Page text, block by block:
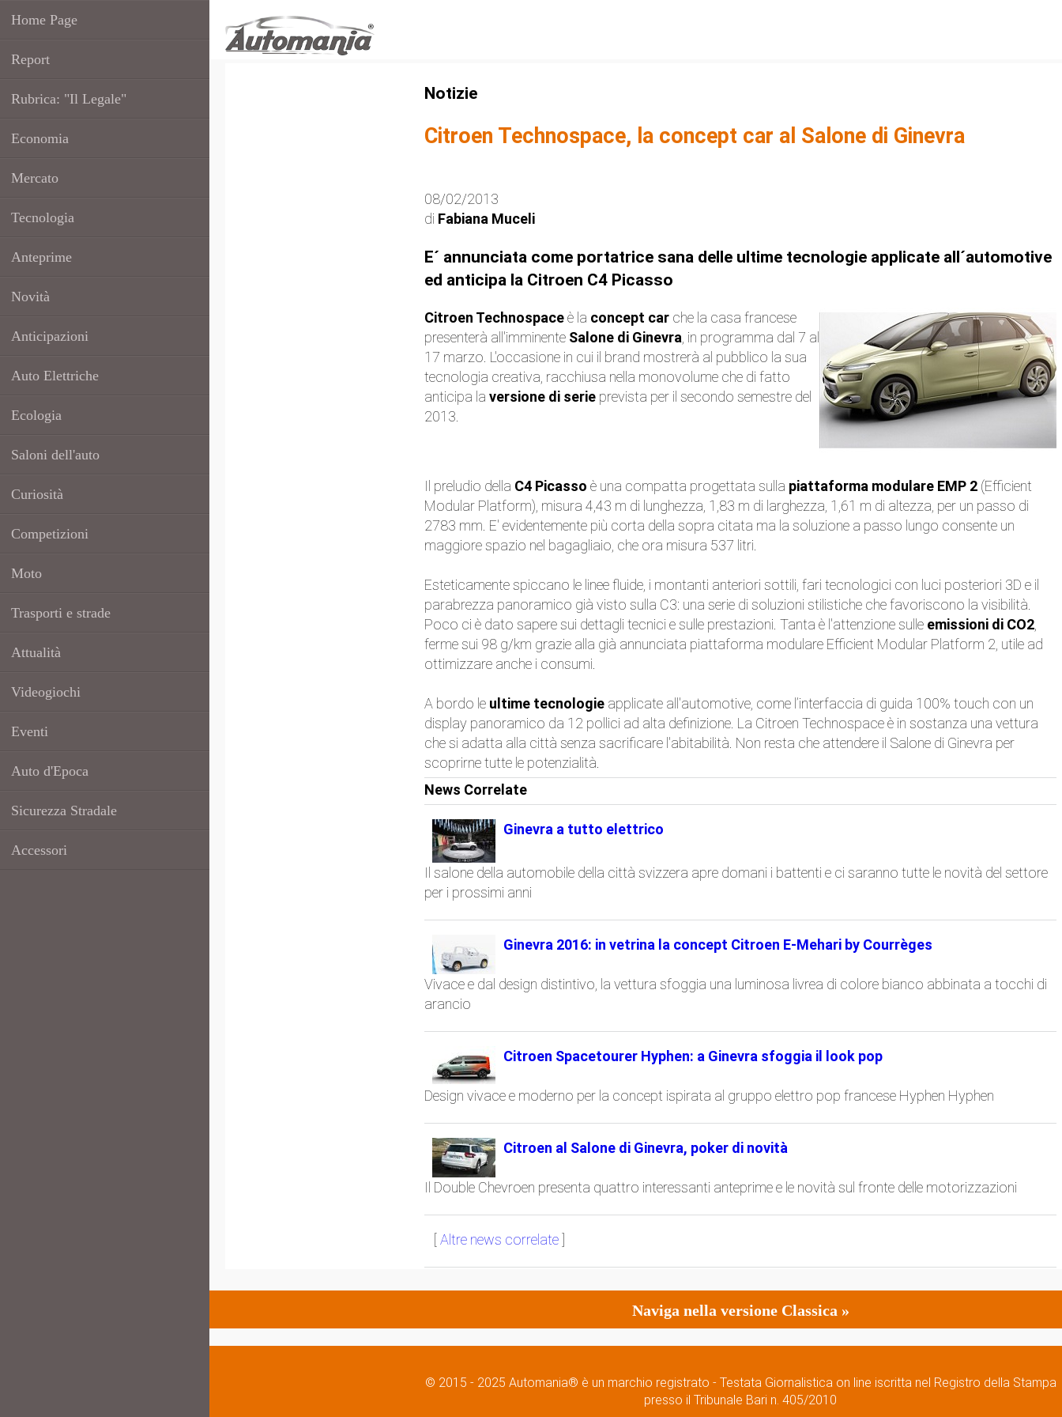
Home Page
Report
Rubrica: "Il Legale"
Economia
Mercato
Tecnologia
Anteprime
Novità
Anticipazioni
Auto Elettriche
Ecologia
Saloni dell'auto
Curiosità
Competizioni
Moto
Trasporti e strade
Attualità
Videogiochi
Eventi
Auto d'Epoca
Sicurezza Stradale
Accessori
Notizie
Citroen Technospace, la concept car al Salone di Ginevra
08/02/2013
di Fabiana Muceli
E´ annunciata come portatrice sana delle ultime tecnologie applicate all´automotive
ed anticipa la Citroen C4 Picasso
Citroen Technospaceè la concept car che la casa francese
presenterà all'imminente Salone di Ginevra , in programma dal 7 al
17 marzo. L'occasione in cui il brand mostrerà al pubblico la sua
tecnologia creativa, racchiusa nella monovolume che di fatto
anticipa la versione di serie prevista per il secondo semestre del
2013.
Il preludio della C4 Picasso è una compatta progettata sulla piattaforma modulare EMP 2 (Efficient
Modular Platform), misura 4,43 m di lunghezza, 1,83 m di larghezza, 1,61 m di altezza, per un passo di
2783 mm. E' evidentemente più corta della sopra citata ma la soluzione a passo lungo consente un
maggiore spazio nel bagagliaio, che ora misura 537 litri.
Esteticamente spiccano le linee fluide, i montanti anteriori sottili, fari tecnologici con luci posteriori 3D e il
parabrezza panoramico già visto sulla C3: una serie di soluzioni stilistiche che favoriscono la visibilità.
Poco ci è dato sapere sui dettagli tecnici e sulle prestazioni. Tanta è l'attenzione sulle emissioni di CO2
ferme sui 98 g/km grazie alla già annunciata piattaforma modulare Efficient Modular Platform 2, utile ad
ottimizzare anche i consumi.
A bordo le ultime tecnologie applicate all'automotive, come l’interfaccia di guida 100% touch con un
display panoramico da 12 pollici ad alta definizione. La Citroen Technospace è in sostanza una vettura
che si adatta alla città senza sacrificare l'abitabilità. Non resta che attendere il Salone di Ginevra per
scoprirne tutte le potenzialità.
News Correlate
Ginevra a tutto elettrico
Il salone della automobile della città svizzera apre domani i battenti e ci saranno tutte le novità del settore
per i prossimi anni
Ginevra 2016: in vetrina la concept Citroen E-Mehari by Courrèges
Vivace e dal design distintivo, la vettura sfoggia una luminosa livrea di colore bianco abbinata a tocchi di
arancio
Citroen Spacetourer Hyphen: a Ginevra sfoggia il look pop
Design vivace e moderno per la concept ispirata al gruppo elettro pop francese Hyphen Hyphen
Citroen al Salone di Ginevra, poker di novità
Il Double Chevroen presenta quattro interessanti anteprime e le novità sul fronte delle motorizzazioni
Altre news correlate
Naviga nella versione Classica »
© 2015 - 2025 Automania® è un marchio registrato - Testata Giornalistica on line iscritta nel Registro della Stampa
presso il Tribunale Bari n. 405/2010